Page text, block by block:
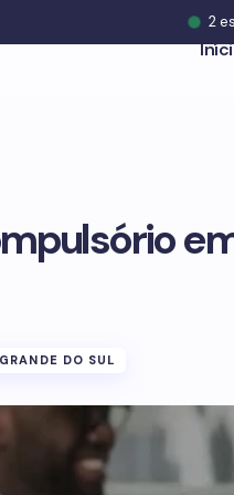
DO SUL
2